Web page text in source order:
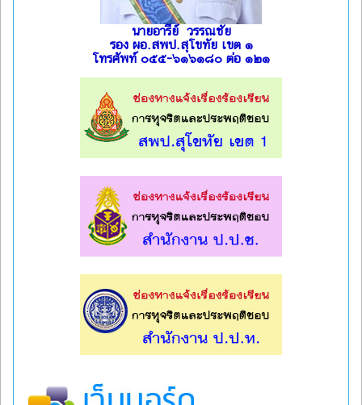
นายอารีย์ วรรณชัย
รอง ผอ.สพป.สุโขทัย เขต ๑
โทรศัพท์ ๐๕๕-๖๑๖๑๘๐ ต่อ ๑๒๑